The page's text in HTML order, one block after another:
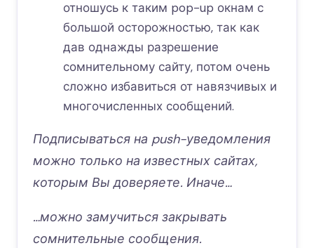
отношусь к таким pop-up окнам с
большой осторожностью, так как
дав однажды разрешение
сомнительному сайту, потом очень
сложно избавиться от навязчивых и
многочисленных сообщений.
Подписываться на push-уведомления
можно только на известных сайтах,
которым Вы доверяете. Иначе…
…можно замучиться закрывать
сомнительные сообщения.